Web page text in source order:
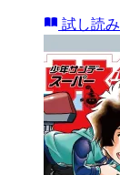
試し読み